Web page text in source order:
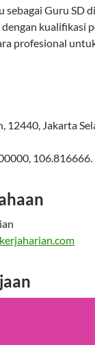
Guru SD
kualifikasi
profesional
, 12440, Jakarta
, 106.816666.